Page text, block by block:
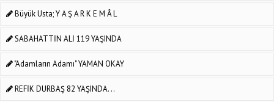
Büyük Usta; Y A Ş A R K E M Â L
SABAHATTİN ALİ 119 YAŞINDA
"Adamların Adamı" YAMAN OKAY
REFİK DURBAŞ 82 YAŞINDA. ..